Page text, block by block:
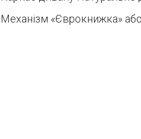
Механізм «Єврокнижка»